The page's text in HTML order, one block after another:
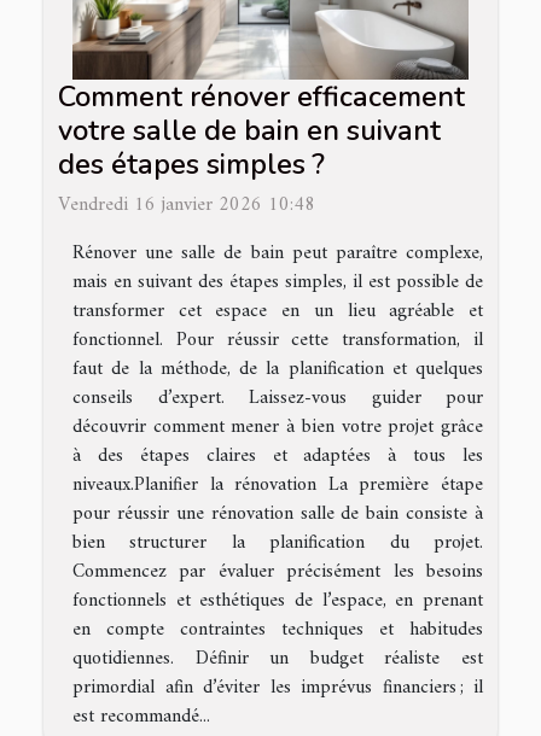
Comment rénover efficacement
votre salle de bain en suivant
des étapes simples ?
Vendredi 16 janvier 2026 10:48
Rénover une salle de bain peut paraître complexe,
mais en suivant des étapes simples, il est possible de
transformer cet espace en un lieu agréable et
fonctionnel. Pour réussir cette transformation, il
faut de la méthode, de la planification et quelques
conseils d’expert. Laissez-vous guider pour
découvrir comment mener à bien votre projet grâce
à des étapes claires et adaptées à tous les
niveaux.Planifier la rénovation La première étape
pour réussir une rénovation salle de bain consiste à
bien structurer la planification du projet.
Commencez par évaluer précisément les besoins
fonctionnels et esthétiques de l’espace, en prenant
en compte contraintes techniques et habitudes
quotidiennes. Définir un budget réaliste est
primordial afin d’éviter les imprévus financiers ; il
est recommandé...